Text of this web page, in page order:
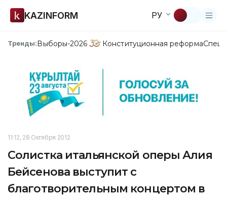
KAZINFORM РУ
Тренды:Выборы-2026 Конституционная реформа
11:12, 28 Октября 2012
Солистка итальянской оперы Алия
Бейсенова выступит с
благотворительным концертом в